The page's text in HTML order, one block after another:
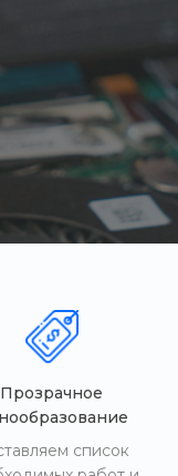
Прозрачное
список